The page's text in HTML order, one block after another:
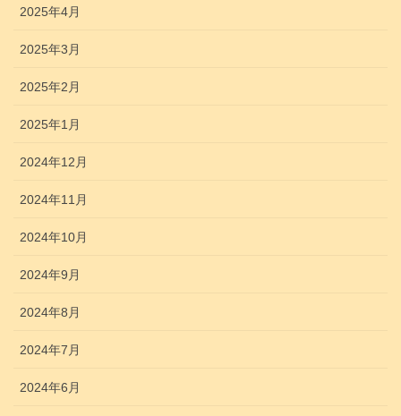
2025年4月
2025年3月
2025年2月
2025年1月
2024年12月
2024年11月
2024年10月
2024年9月
2024年8月
2024年7月
2024年6月